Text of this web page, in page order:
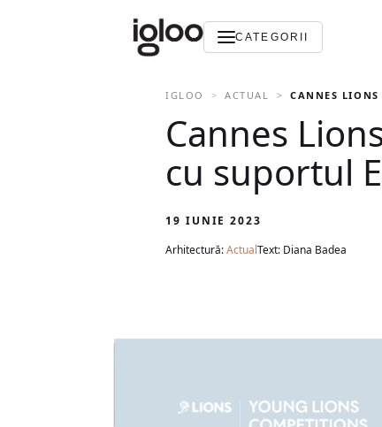
CATEGORII
IGLOO ACTUAL CANNES LIONS
Cannes
cu suportul
19 IUNIE 2023
Arhitectură:ActualText: Diana Badea